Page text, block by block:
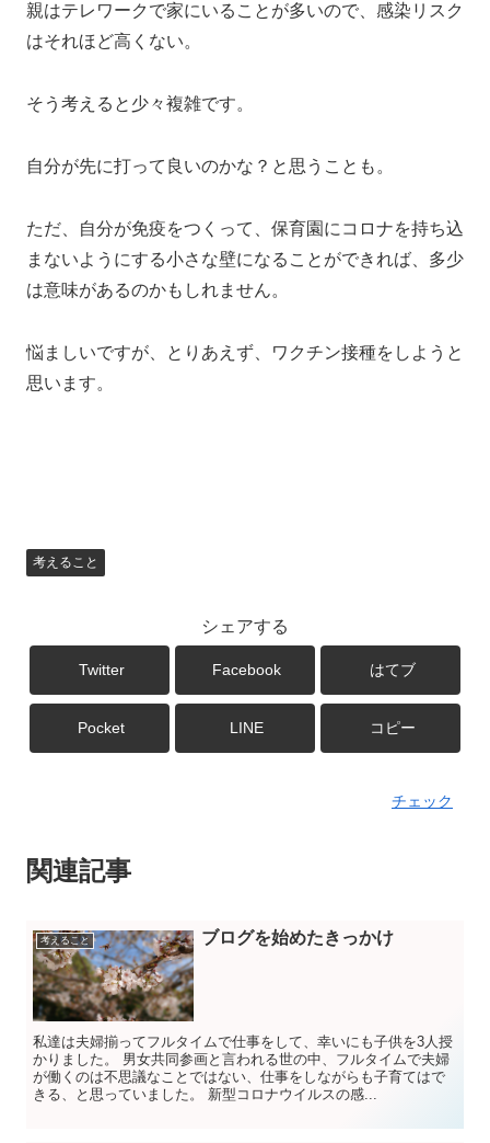
親はテレワークで家にいることが多いので、感染リスク
はそれほど高くない。
そう考えると少々複雑です。
自分が先に打って良いのかな？と思うことも。
ただ、自分が免疫をつくって、保育園にコロナを持ち込
まないようにする小さな壁になることができれば、多少
は意味があるのかもしれません。
悩ましいですが、とりあえず、ワクチン接種をしようと
思います。
考えること
シェアする
Twitter Facebook はてブ
Pocket LINE コピー
チェック
関連記事
考えること ブログを始めたきっかけ
私達は夫婦揃ってフルタイムで仕事をして、幸いにも子供を3人授
かりました。 男女共同参画と言われる世の中、フルタイムで夫婦
が働くのは不思議なことではない、仕事をしながらも子育てはで
きる、と思っていました。 新型コロナウイルスの感...